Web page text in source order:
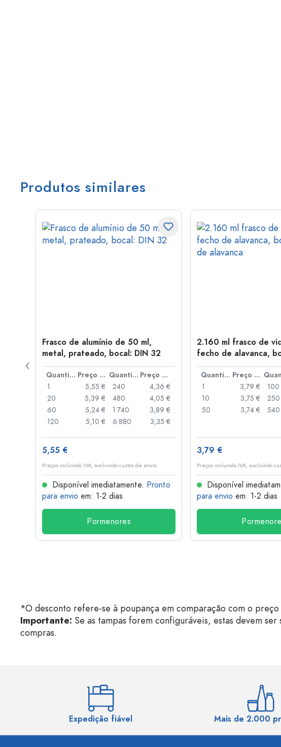
Produtos similares
Frasco de alumínio de 50 ml,
metal, prateado, bocal: DIN 32
Quantidade Preço por peça Quantidade
Preço por peça
1
5,55 €
20
5,39 €
60
5,24 €
120
5,10 €
240
4,36 €
480
4,05 €
1.740
3,89 €
6.880
3,35 €
5,55 €
Preços incluindo IVA, excluindo custos de envio
Disponível imediatamente. Pronto
para envio em: 1-2 dias
Pormenores
2.160 ml frasco de
fecho de alavanca,
de alavanca
Quantidade Preço por peça
1
3,79 €
10
3,75 €
50
3,74 €
100
250
540
3,79 €
Preços incluindo IVA, excluindo
Disponível
para envio em: 1-2 dias
*O desconto refere-se à poupança em comparação com o preço
Importante: Se as tampas forem configuráveis, estas devem
compras.
Expedição fiável Mais de 2.000